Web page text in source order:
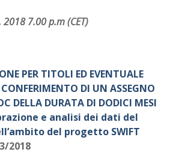
7.00 p.m (CET)
PER TITOLI ED EVENTUALE
DI UN ASSEGNO
DELLA DURATA DI DODICI MESI
e analisi dei dati del
del progetto SWIFT
2018